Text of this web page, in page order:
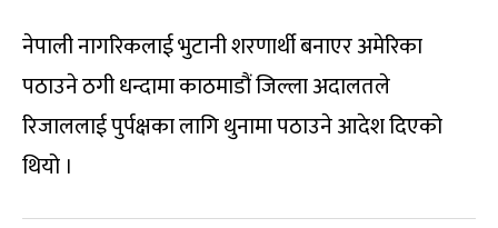
नेपाली नागरिकलाई भुटानी शरणार्थी बनाएर अमेरिका
पठाउने ठगी धन्दामा काठमाडौं जिल्ला अदालतले
रिजाललाई पुर्पक्षका लागि थुनामा पठाउने आदेश दिएको
थियो ।